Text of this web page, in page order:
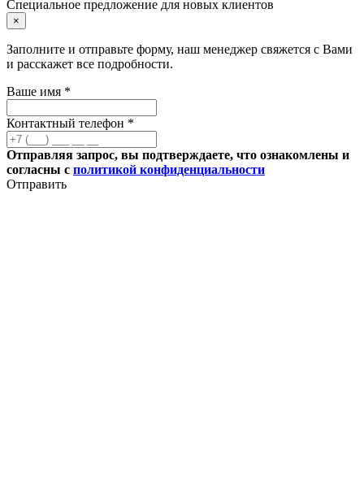
Специальное предложение для новых клиентов
×
Заполните и отправьте форму, наш менеджер свяжется с Вами
и расскажет все подробности.
Ваше имя *
Контактный телефон *
Отправляя запрос, вы подтверждаете, что ознакомлены и
согласны с политикой конфиденциальности
Отправить